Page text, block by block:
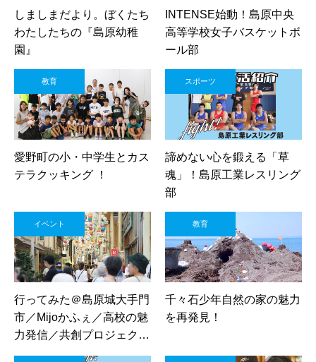
しましまだより。ぼくたち
わたしたちの『島原幼稚
園』
INTENSE始動！島原中央
高等学校女子バスケットボ
ール部
教育
愛野町の小・中学生とカス
テラクッキング ！
スポーツ
諦めない心を鍛える「草
魂」！島原工業レスリング
部
イベント
行ってみた＠島原城大手門
市／Mijoかふぇ／高校の魅
力発信／共創プロジェクト
教育
千々石少年自然の家の魅力
を再発見！